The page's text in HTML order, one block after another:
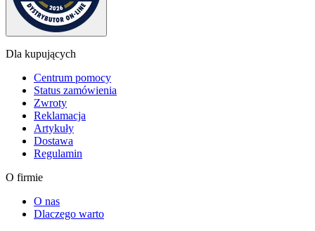
Dla kupujących
Centrum pomocy
Status zamówienia
Zwroty
Reklamacja
Artykuły
Dostawa
Regulamin
O firmie
O nas
Dlaczego warto